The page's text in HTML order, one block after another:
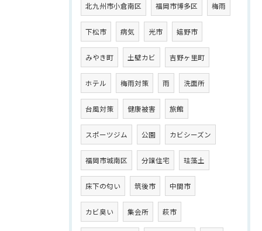
北九州市小倉南区 福岡市博多区 梅雨
下松市 病気 光市 嬉野市
みやき町 土壁カビ 吉野ヶ里町
ホテル 梅雨対策 雨 洗面所
台風対策 健康被害 旅館
スポーツジム 公園 カビシーズン
福岡市城南区 分譲住宅 珪藻土
床下の匂い 筑後市 中間市
カビ臭い 集会所 萩市